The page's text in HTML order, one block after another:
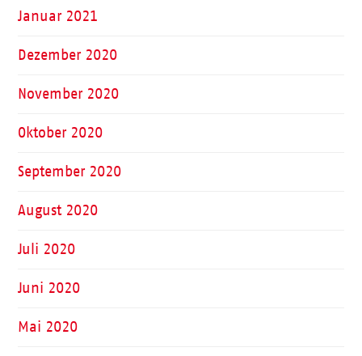
Januar 2021
Dezember 2020
November 2020
Oktober 2020
September 2020
August 2020
Juli 2020
Juni 2020
Mai 2020